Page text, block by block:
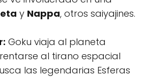
y Nappa, otros saiyajines.
Goku viaja al planeta
al tirano espacial
las legendarias Esferas